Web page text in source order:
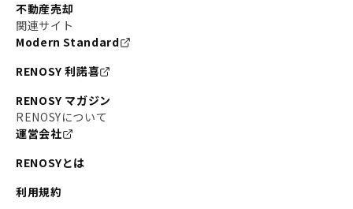
不動産売却
関連サイト
Modern Standard
RENOSY 利諾喜
RENOSY マガジン
RENOSYについて
運営会社
RENOSYとは
利用規約